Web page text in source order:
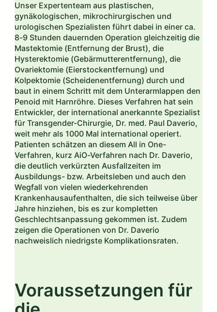
Unser Expertenteam aus plastischen,
gynäkologischen, mikrochirurgischen und
urologischen Spezialisten führt dabei in einer ca.
8-9 Stunden dauernden Operation gleichzeitig die
Mastektomie (Entfernung der Brust), die
Hysterektomie (Gebärmutterentfernung), die
Ovariektomie (Eierstockentfernung) und
Kolpektomie (Scheidenentfernung) durch und
baut in einem Schritt mit dem Unterarmlappen den
Penoid mit Harnröhre. Dieses Verfahren hat sein
Entwickler, der international anerkannte Spezialist
für Transgender-Chirurgie, Dr. med. Paul Daverio,
weit mehr als 1000 Mal international operiert.
Patienten schätzen an diesem All in One-
Verfahren, kurz AiO-Verfahren nach Dr. Daverio,
die deutlich verkürzten Ausfallzeiten im
Ausbildungs- bzw. Arbeitsleben und auch den
Wegfall von vielen wiederkehrenden
Krankenhausaufenthalten, die sich teilweise über
Jahre hinziehen, bis es zur kompletten
Geschlechtsanpassung gekommen ist. Zudem
zeigen die Operationen von Dr. Daverio
nachweislich niedrigste Komplikationsraten.
Voraussetzungen für